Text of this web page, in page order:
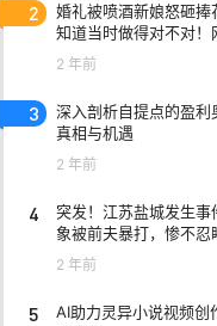
2
婚礼被喷酒新娘怒砸捧
知道当时做得对不对！
2 年前
3
深入剖析自提点的盈利
真相与机遇
2 年前
4
突发！江苏盐城发生事
象被前夫暴打，惨不忍
2 年前
5
AI助力灵异小说视频创